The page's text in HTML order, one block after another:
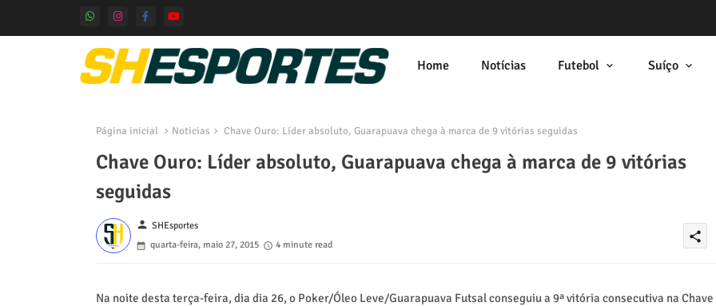
Home Notícias Futebol Suíço
Página inicial Noticias Chave Ouro: Líder absoluto, Guarapuava chega à marca de 9 vitórias seguidas
Chave Ouro: Líder absoluto, Guarapuava chega à marca de 9 vitórias
seguidas
person SHEsportes
quarta-feira, maio 27, 2015
4 minute read
share
Na noite desta terça-feira, dia dia 26, o Poker/Óleo Leve/Guarapuava Futsal conseguiu a 9ª vitória consecutiva na Chave